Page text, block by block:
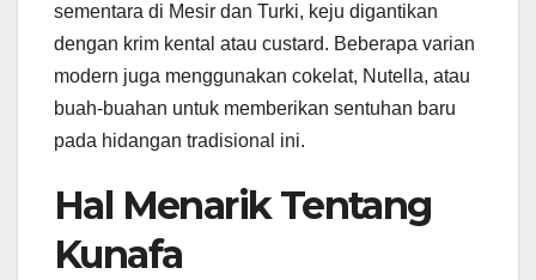
sementara di Mesir dan Turki, keju digantikan
dengan krim kental atau custard. Beberapa varian
modern juga menggunakan cokelat, Nutella, atau
buah-buahan untuk memberikan sentuhan baru
pada hidangan tradisional ini.
Hal Menarik Tentang
Kunafa